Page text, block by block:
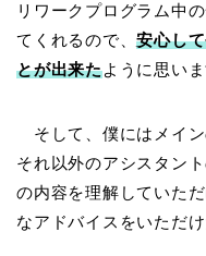
リワークプログラム中
てくれるので、安心し
とが出来たように思いま
そして、僕にはメイン
それ以外のアシスタン
の内容を理解していた
なアドバイスをいただ